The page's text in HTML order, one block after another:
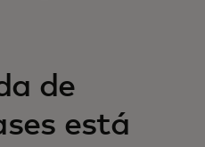
de
está